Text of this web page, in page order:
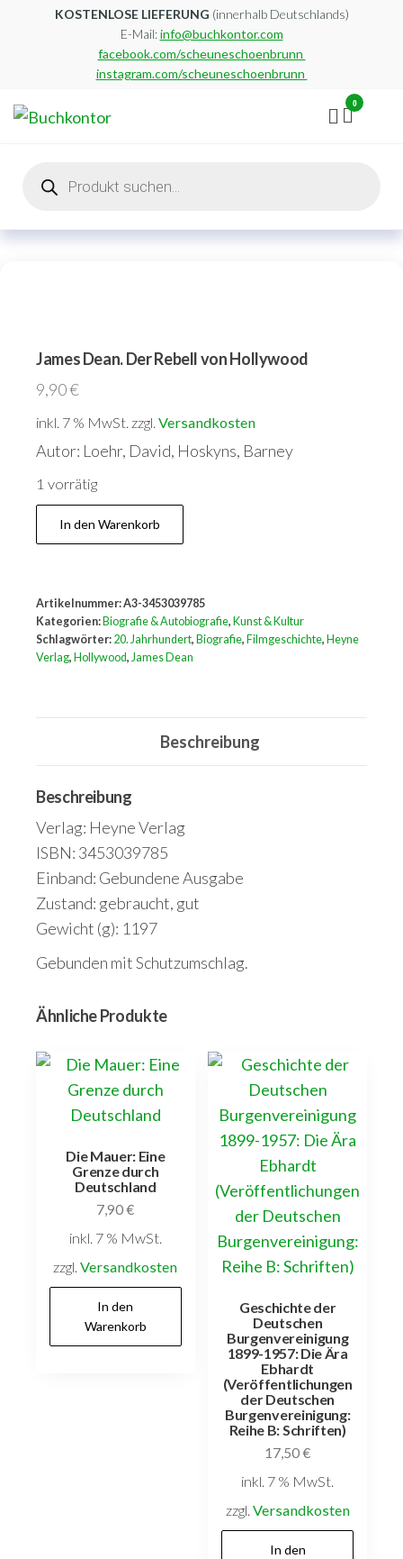
KOSTENLOSE LIEFERUNG (innerhalb Deutschlands)
E-Mail:info@buchkontor.com
facebook.com/scheuneschoenbrunn
instagram.com/scheuneschoenbrunn
0
search
James Dean. Der Rebell von Hollywood
9,90€
inkl. 7 % MwSt. zzgl. Versandkosten
Autor: Loehr, David, Hoskyns, Barney
1 vorrätig
James
Dean.
von
Hollywood
Menge
In den Warenkorb
Artikelnummer:A3-3453039785
Kategorien: Biografie & Autobiografie, Kunst & Kultur
Schlagwörter: 20. Jahrhundert, Biografie, Filmgeschichte, Heyne
Verlag, Hollywood, James Dean
Beschreibung
Beschreibung
Verlag: Heyne Verlag
ISBN: 3453039785
Einband: Gebundene Ausgabe
Zustand: gebraucht, gut
Gewicht (g): 1197
Gebunden mit Schutzumschlag.
Ähnliche Produkte
Die Mauer: Eine
Grenze durch
Deutschland
7,90€
inkl. 7 % MwSt.
zzgl.Versandkosten
In den
Warenkorb
Geschichte der
Deutschen
Burgenvereinigung
1899-1957: Die Ära
Ebhardt
(Veröffentlichungen
der Deutschen
Burgenvereinigung:
Reihe B: Schriften)
17,50€
inkl. 7 % MwSt.
zzgl. Versandkosten
In den